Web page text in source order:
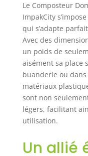
Le Composteur
ImpakCity
qui s’adapte
Avec des
un poids de
aisément sa place
buanderie ou
matériaux
sont non
légers, facilitant
utilisation.
Un allié